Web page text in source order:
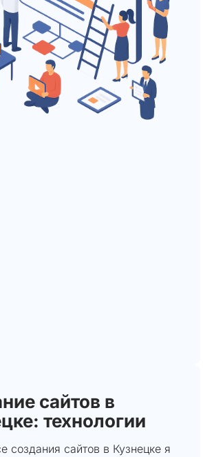
сайтов в
технологии
создания сайтов в Кузнецке я